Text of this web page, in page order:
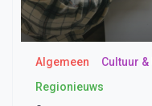
Algemeen Cultuur &
Regionieuws